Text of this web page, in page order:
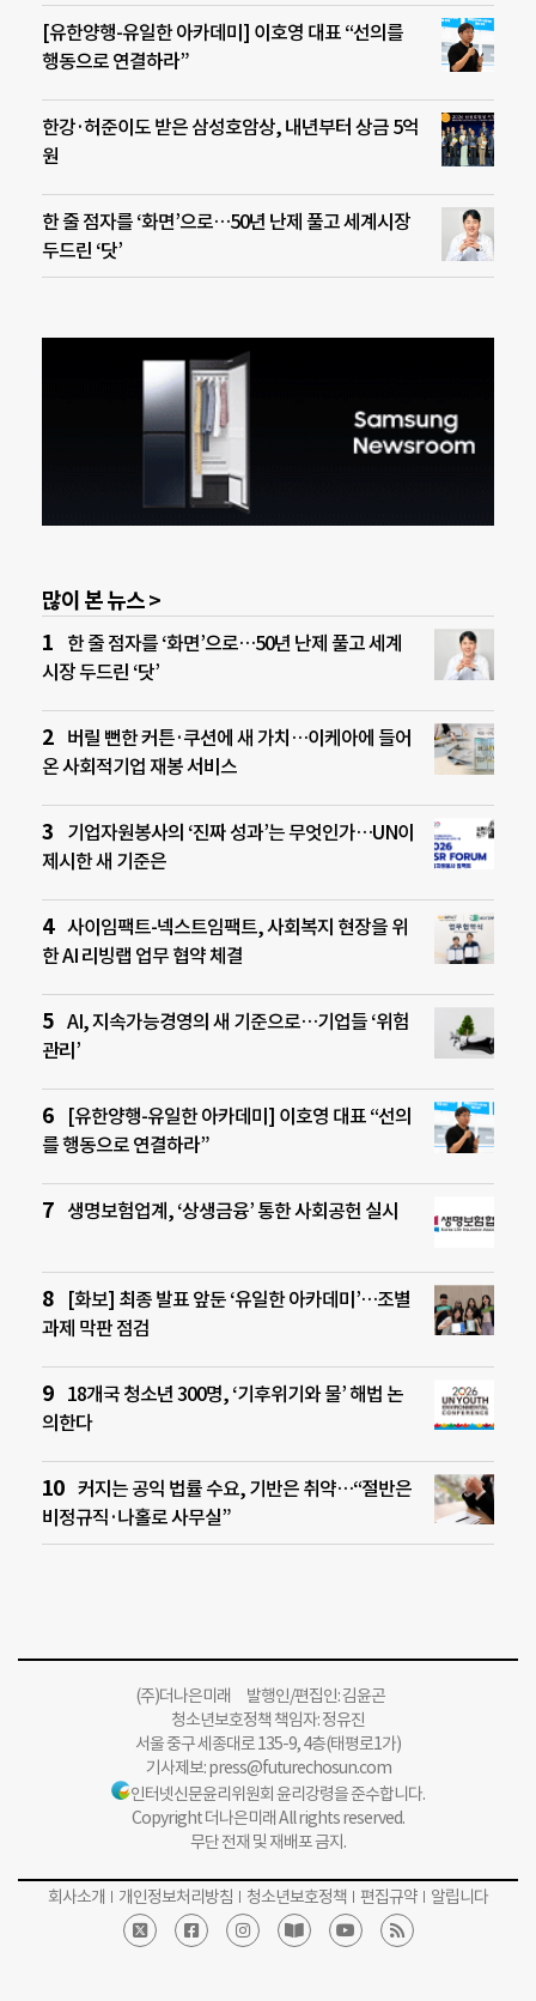
[유한양행-유일한 아카데미] 이호영 대표 “선의를
행동으로 연결하라”
한강·허준이도 받은 삼성호암상, 내년부터 상금 5억
원
한 줄 점자를 ‘화면’으로…50년 난제 풀고 세계시장
두드린 ‘닷’
많이 본 뉴스 >
한 줄 점자를 ‘화면’으로…50년 난제 풀고 세계
시장 두드린 ‘닷’
버릴 뻔한 커튼·쿠션에 새 가치…이케아에 들어
온 사회적기업 재봉 서비스
기업자원봉사의 ‘진짜 성과’는 무엇인가…UN이
제시한 새 기준은
사이임팩트-넥스트임팩트, 사회복지 현장을 위
한 AI 리빙랩 업무 협약 체결
AI, 지속가능경영의 새 기준으로…기업들 ‘위험
관리’
[유한양행-유일한 아카데미] 이호영 대표 “선의
를 행동으로 연결하라”
생명보험업계, ‘상생금융’ 통한 사회공헌 실시
[화보] 최종 발표 앞둔 ‘유일한 아카데미’…조별
과제 막판 점검
18개국 청소년 300명, ‘기후위기와 물’ 해법 논
의한다
커지는 공익 법률 수요, 기반은 취약…“절반은
비정규직·나홀로 사무실”
(주)더나은미래 발행인/편집인: 김윤곤
청소년보호정책 책임자: 정유진
서울 중구 세종대로 135-9, 4층(태평로1가)
기사제보:press@futurechosun.com
인터넷신문윤리위원회 윤리강령을 준수합니다.
Copyright 더나은미래 All rights reserved.
무단 전재 및 재배포 금지.
회사소개 개인정보처리방침 청소년보호정책 편집규약 알립니다